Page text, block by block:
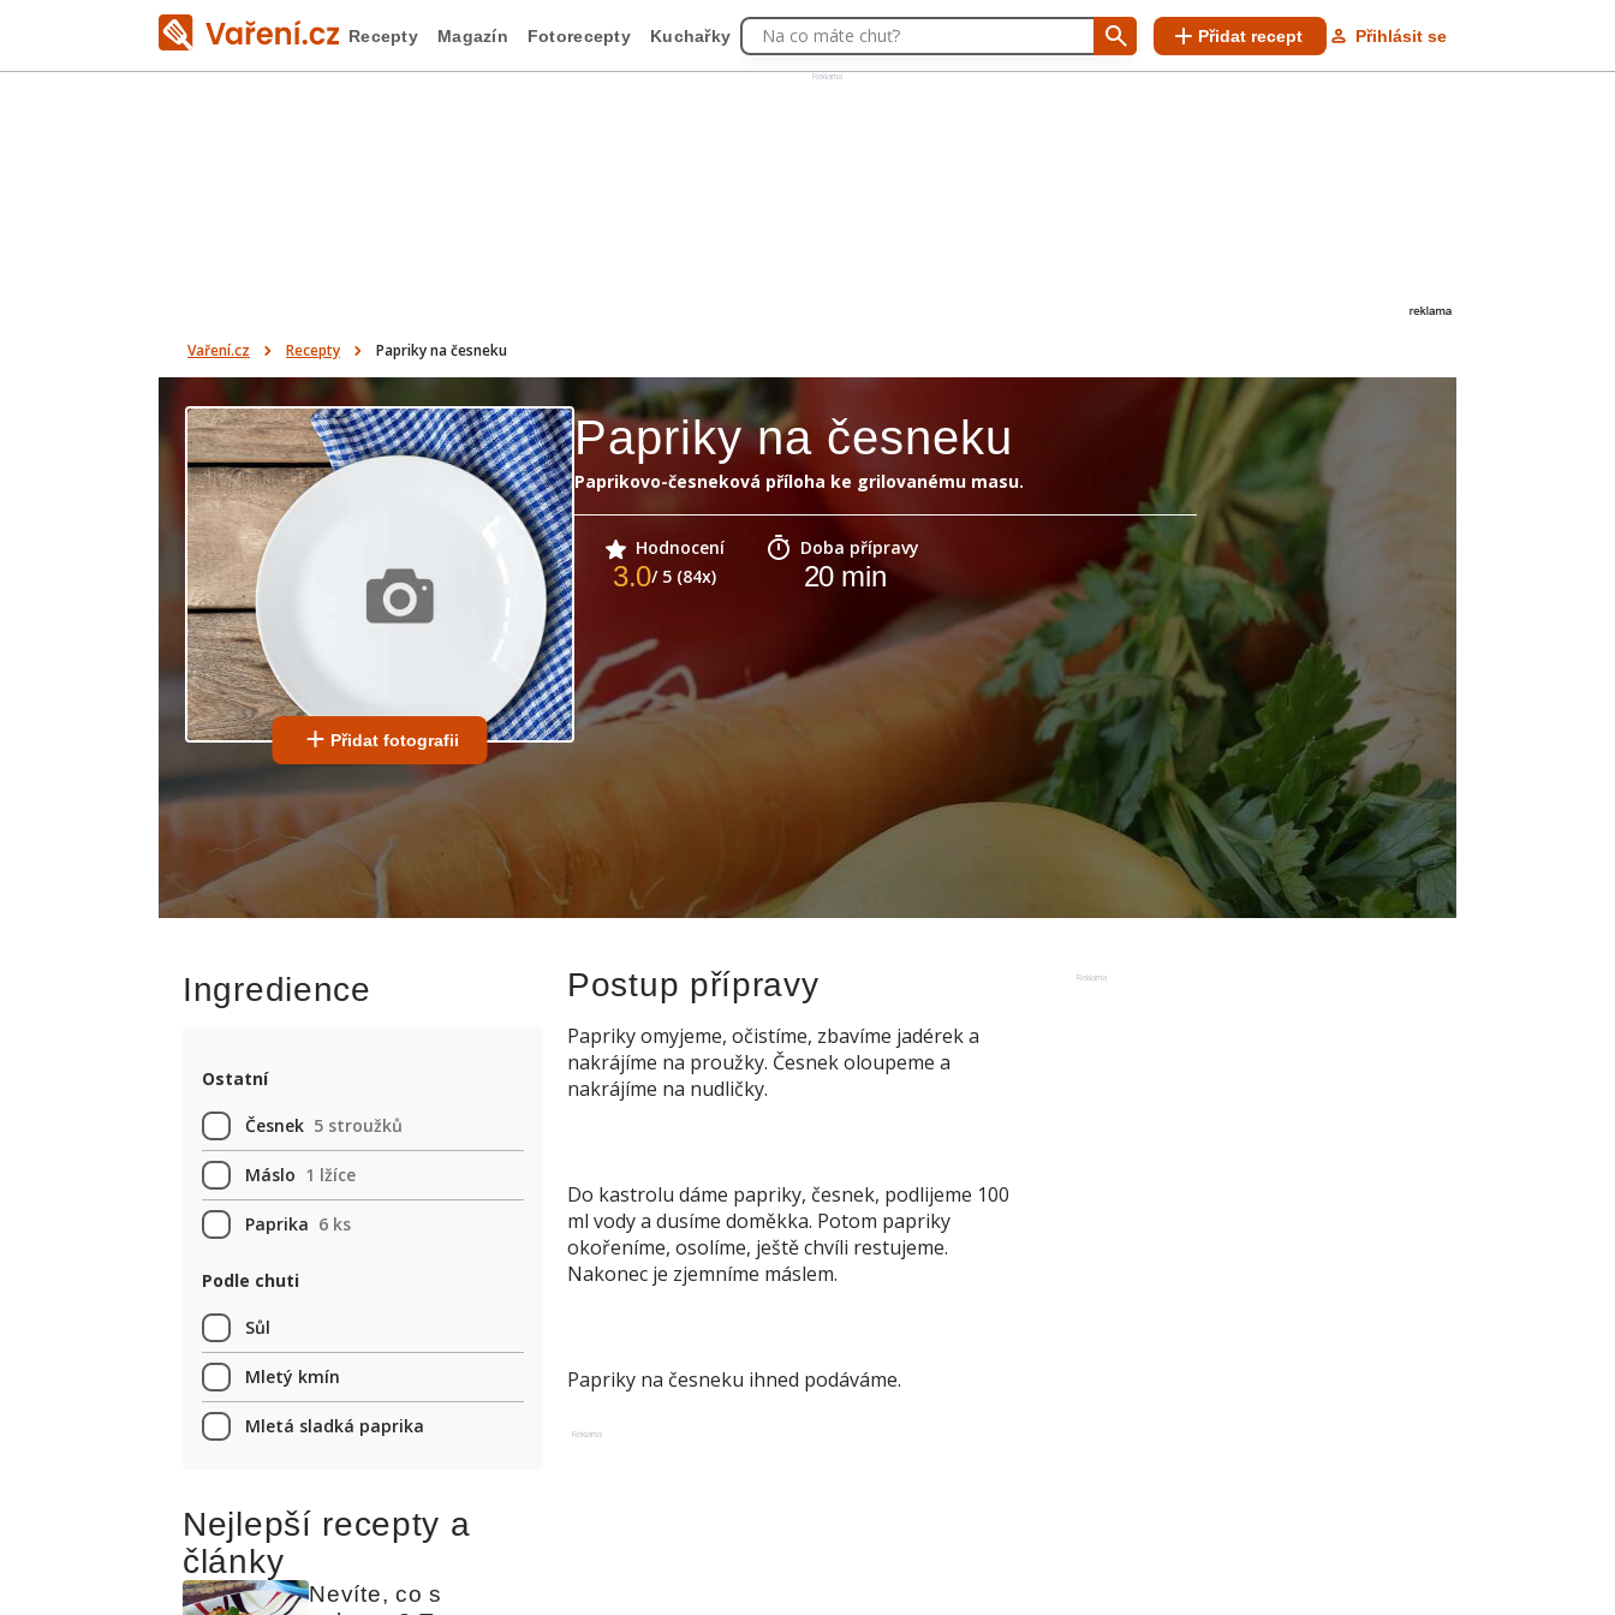
Reklama
Recepty Magazín Fotorecepty Kuchařky Na co máte chuť? Přidat recept Přihlásit se
Vaření.cz Recepty Papriky na česneku
Přidat fotografii
Papriky na česneku
Paprikovo-česneková příloha ke grilovanému masu.
Hodnocení
3.0/ 5 (84x)
Doba přípravy
20min
Reklama
Ingredience
Ostatní
Česnek 5 stroužků
Máslo 1 lžíce
Paprika 6 ks
Podle chuti
Sůl
Mletý kmín
Mletá sladká paprika
Nejlepší recepty a
články
Nevíte, co s
Postup přípravy
Papriky omyjeme, očistíme, zbavíme jadérek a
nakrájíme na proužky. Česnek oloupeme a
nakrájíme na nudličky.
Do kastrolu dáme papriky, česnek, podlijeme 100
ml vody a dusíme doměkka. Potom papriky
okořeníme, osolíme, ještě chvíli restujeme.
Nakonec je zjemníme máslem.
Papriky na česneku ihned podáváme.
Reklama